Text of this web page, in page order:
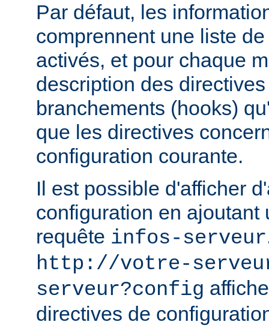
Par défaut, les
comprennent une liste
activés, et pour chaque
description des
branchements (hooks)
que les directives
configuration courante.
Il est possible d'afficher
configuration en ajoutant
requête infos-serveur
http://votre-
serveur?config
directives de